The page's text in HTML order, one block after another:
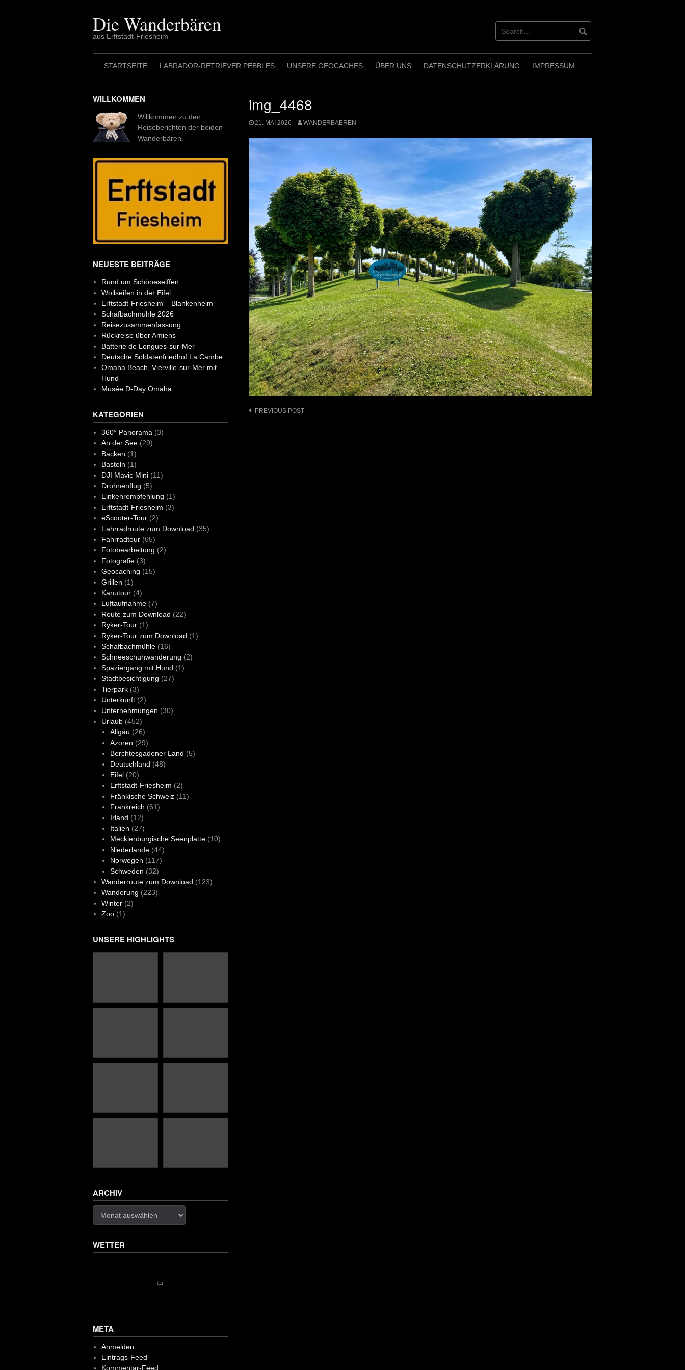
Die Wanderbären
aus Erftstadt-Friesheim
STARTSEITE LABRADOR-RETRIEVER PEBBLES UNSERE GEOCACHES ÜBER UNS DATENSCHUTZERKLÄRUNG IMPRESSUM
img_4468
21. MAI 2026 WANDERBAEREN
Post
PREVIOUS POST
WILLKOMMEN
Willkommen zu den
Reiseberichten der beiden
Wanderbären.
NEUESTE BEITRÄGE
Rund um Schöneseiffen
Wollseifen in der Eifel
Erftstadt-Friesheim – Blankenheim
Schafbachmühle 2026
Reisezusammenfassung
Rückreise über Amiens
Batterie de Longues-sur-Mer
Deutsche Soldatenfriedhof La Cambe
Omaha Beach, Vierville-sur-Mer mit
Hund
Musée D-Day Omaha
KATEGORIEN
360° Panorama(3)
An der See(29)
Backen (1)
Basteln (1)
DJI Mavic Mini(11)
Drohnenflug (5)
Einkehrempfehlung (1)
Erftstadt-Friesheim (3)
eScooter-Tour(2)
Fahrradroute zum Download (35)
Fahrradtour(65)
Fotobearbeitung (2)
Fotografie(3)
Geocaching (15)
Grillen (1)
Kanutour(4)
Luftaufnahme(7)
Route zum Download (22)
Ryker-Tour(1)
Ryker-Tour zum Download (1)
Schafbachmühle(16)
Schneeschuhwanderung (2)
Spaziergang mit Hund (1)
Stadtbesichtigung (27)
Tierpark(3)
Unterkunft(2)
Unternehmungen (30)
Urlaub(452)
Allgäu (26)
Azoren (29)
Berchtesgadener Land (5)
Deutschland (48)
Eifel(20)
Erftstadt-Friesheim (2)
Fränkische Schweiz(11)
Frankreich (61)
Irland (12)
Italien (27)
Mecklenburgische Seenplatte(10)
Niederlande(44)
Norwegen (117)
Schweden (32)
Wanderroute zum Download (123)
Wanderung (223)
Winter(2)
Zoo(1)
UNSERE HIGHLIGHTS
ARCHIV
WETTER
META
Anmelden
Eintrags-Feed
Kommentar-Feed